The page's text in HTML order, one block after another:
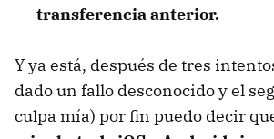
transferencia anterior.
Y ya está, después de tres
dado un fallo desconocido y el
culpa mía) por fin puedo decir